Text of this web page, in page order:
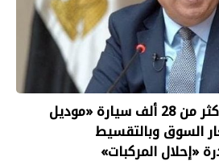
وزير المالية: تسليم أكثر من 28 ألف سيارة «موديل
السوق وبالتقسيط
«إحلال المركبات»